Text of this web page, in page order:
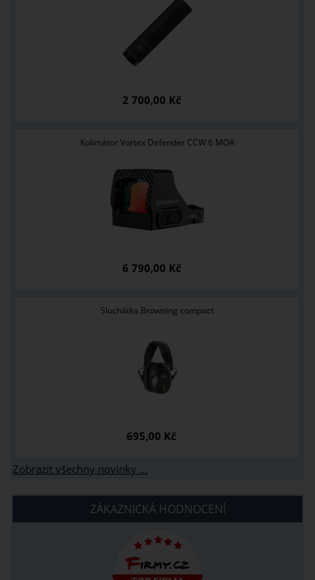
2 700,00 Kč
Kolimátor Vortex Defender CCW 6 MOA
6 790,00 Kč
Sluchátka Browning compact
695,00 Kč
Zobrazit všechny novinky ...
ZÁKAZNICKÁ HODNOCENÍ